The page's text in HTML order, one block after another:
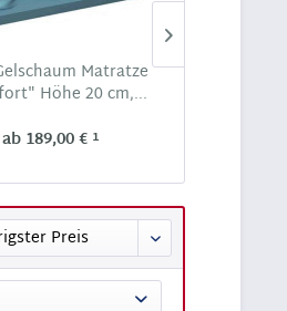
Matratze
Höhe 20 cm,...
ab 189,00 € 1